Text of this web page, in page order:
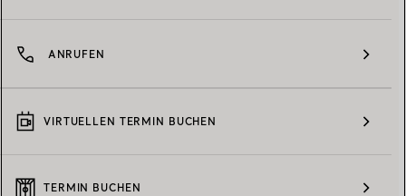
ANRUFEN
VIRTUELLEN TERMIN BUCHEN
TERMIN BUCHEN